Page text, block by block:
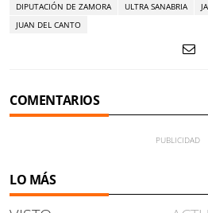
DIPUTACIÓN DE ZAMORA ULTRA SANABRIA
JUAN DEL CANTO
COMENTARIOS
LO MÁS